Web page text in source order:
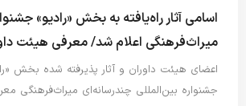
اسامی آثار راه‌یافته به بخش «رادیو»
میراث‌فرهنگی اعلام شد/ معرفی هیئت
اعضای هیئت داوران و آثار پذیرفته شده بخش
جشنواره بین‌المللی چندرسانه‌ای میراث‌فرهنگی